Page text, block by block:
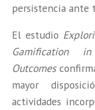
persistencia ante
El estudio
Gamification
Outcomes
mayor
actividades